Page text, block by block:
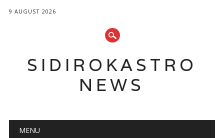
9 AUGUST 2026
SIDIROKASTRO
NEWS
Main menu
MENU